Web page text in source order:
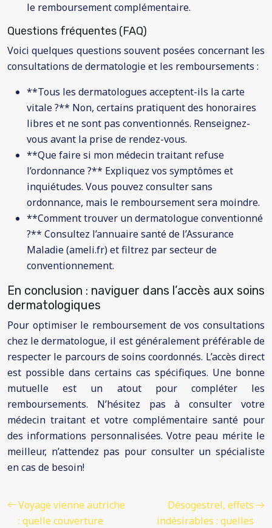
le remboursement complémentaire.
Questions fréquentes (FAQ)
Voici quelques questions souvent posées concernant les
consultations de dermatologie et les remboursements :
**Tous les dermatologues acceptent-ils la carte
vitale ?** Non, certains pratiquent des honoraires
libres et ne sont pas conventionnés. Renseignez-
vous avant la prise de rendez-vous.
**Que faire si mon médecin traitant refuse
l’ordonnance ?** Expliquez vos symptômes et
inquiétudes. Vous pouvez consulter sans
ordonnance, mais le remboursement sera moindre.
**Comment trouver un dermatologue conventionné
?** Consultez l’annuaire santé de l’Assurance
Maladie (ameli.fr) et filtrez par secteur de
conventionnement.
En conclusion : naviguer dans l’accès aux soins
dermatologiques
Pour optimiser le remboursement de vos consultations
chez le dermatologue, il est généralement préférable de
respecter le parcours de soins coordonnés. L’accès direct
est possible dans certains cas spécifiques. Une bonne
mutuelle est un atout pour compléter les
remboursements. N’hésitez pas à consulter votre
médecin traitant et votre complémentaire santé pour
des informations personnalisées. Votre peau mérite le
meilleur, n’attendez pas pour consulter un spécialiste
en cas de besoin!
Voyage vienne autriche
: quelle couverture
Désogestrel, effets
indésirables : quelles